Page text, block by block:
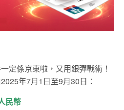
定係京東啦，又用銀彈戰術！
年7月1日至9月30日：
民幣